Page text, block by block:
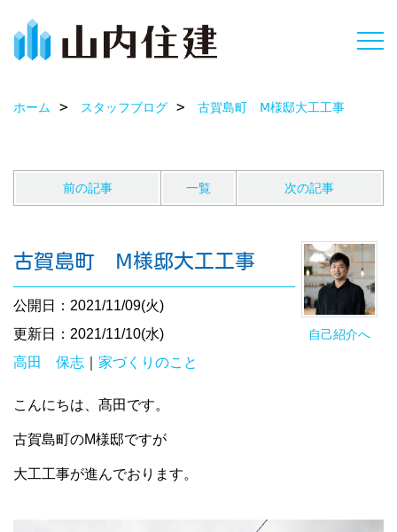
ホーム スタッフブログ 古賀島町 Ⅿ様邸大工工事
前の記事 一覧 次の記事
自己紹介へ
古賀島町 Ⅿ様邸大工工事
公開日：2021/11/09(火)
更新日：2021/11/10(水)
高田 保志
家づくりのこと
こんにちは、髙田です。
古賀島町のM様邸ですが
大工工事が進んでおります。